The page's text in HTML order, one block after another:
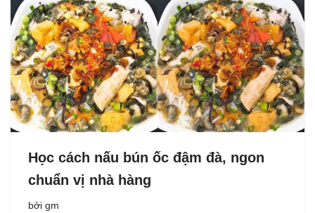
Học cách nấu bún ốc đậm đà, ngon
chuẩn vị nhà hàng
bởi gm